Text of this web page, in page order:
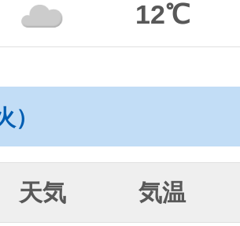
12℃
）
天気 気温